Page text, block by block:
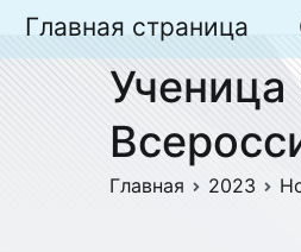
Перейти
содержимому
Главная страница
Ученица
Главная 2023